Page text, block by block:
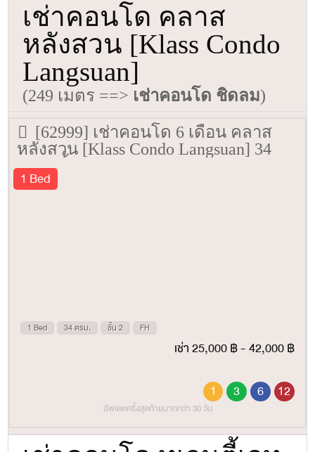
เช่าคอนโด คลาส
หลังสวน [Klass Condo
Langsuan]
(249 เมตร ==> เช่าคอนโด ชิดลม)
[62999] เช่าคอนโด 6 เดือน คลาส
หลังสวน [Klass Condo Langsuan] 34
ตรม. ชั้น 2
1 Bed
1 Bed 34 ตรม. ชั้น 2 FH
เช่า 25,000 ฿ - 42,000 ฿
1 3 6 12
อัพเดตครั้งสุดท้ายมากกว่า 30 วัน